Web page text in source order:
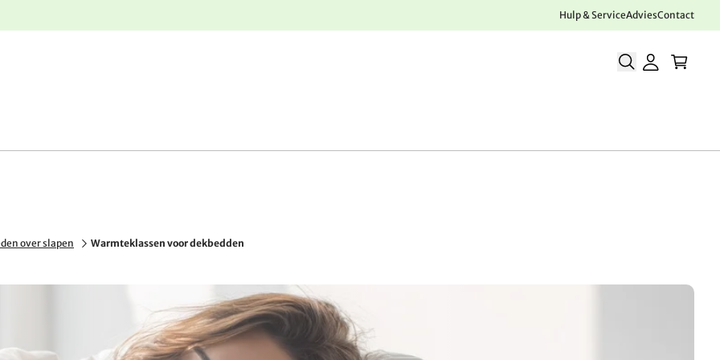
Hulp & ServiceAdviesContact
over slapen Warmteklassen voor dekbedden